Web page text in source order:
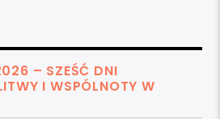
– SZEŚĆ DNI
I WSPÓLNOTY W